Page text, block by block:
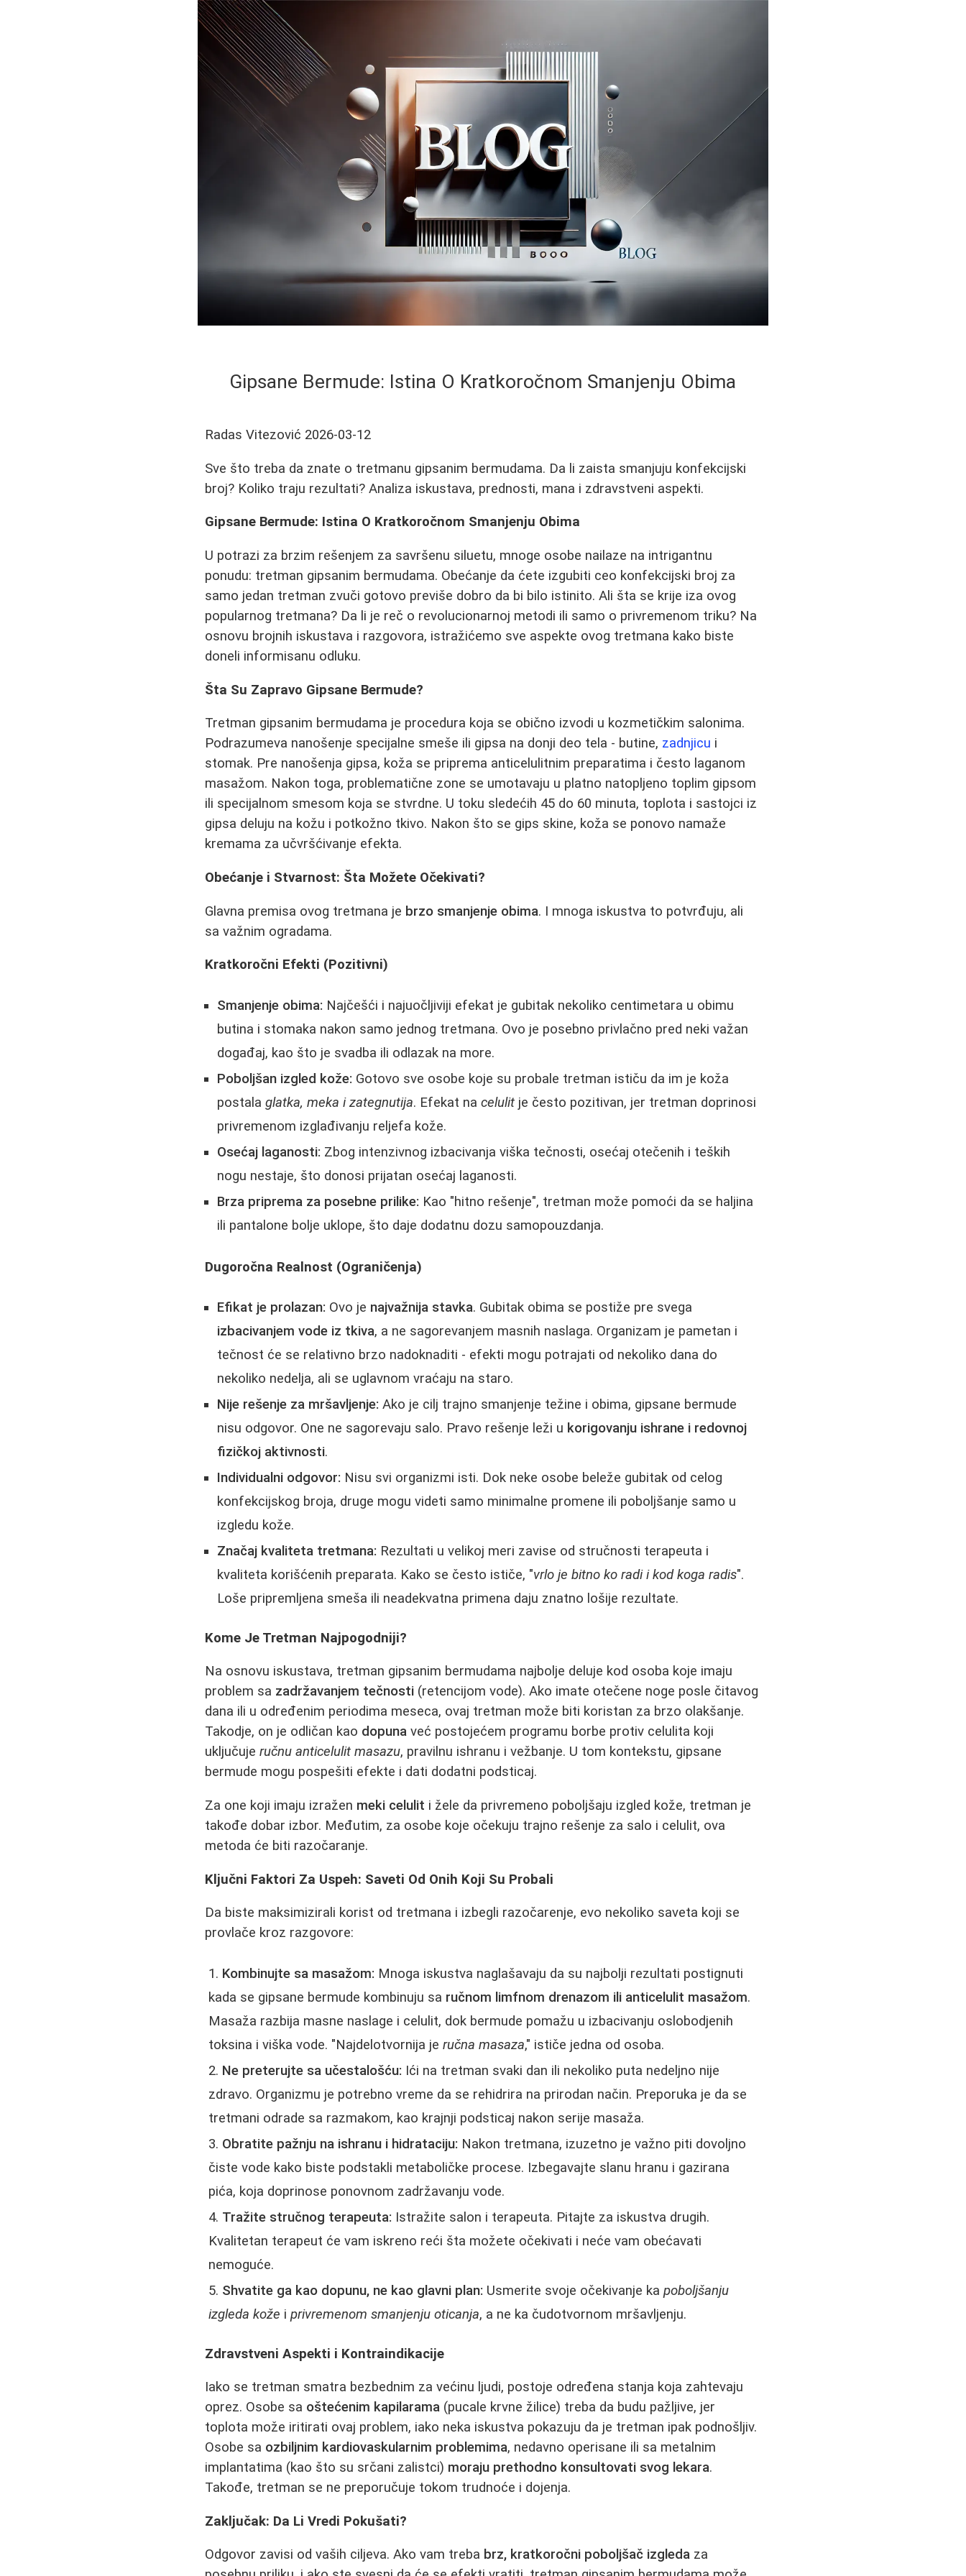
Gipsane Bermude: Istina O Kratkoročnom Smanjenju Obima
Radas Vitezović 2026-03-12
Sve što treba da znate o tretmanu gipsanim bermudama. Da li zaista smanjuju konfekcijski
broj? Koliko traju rezultati? Analiza iskustava, prednosti, mana i zdravstveni aspekti.
Gipsane Bermude: Istina O Kratkoročnom Smanjenju Obima
U potrazi za brzim rešenjem za savršenu siluetu, mnoge osobe nailaze na intrigantnu
ponudu: tretman gipsanim bermudama. Obećanje da ćete izgubiti ceo konfekcijski broj za
samo jedan tretman zvuči gotovo previše dobro da bi bilo istinito. Ali šta se krije iza ovog
popularnog tretmana? Da li je reč o revolucionarnoj metodi ili samo o privremenom triku? Na
osnovu brojnih iskustava i razgovora, istražićemo sve aspekte ovog tretmana kako biste
doneli informisanu odluku.
Šta Su Zapravo Gipsane Bermude?
Tretman gipsanim bermudama je procedura koja se obično izvodi u kozmetičkim salonima.
Podrazumeva nanošenje specijalne smeše ili gipsa na donji deo tela - butine, zadnjicu i
stomak. Pre nanošenja gipsa, koža se priprema anticelulitnim preparatima i često laganom
masažom. Nakon toga, problematične zone se umotavaju u platno natopljeno toplim gipsom
ili specijalnom smesom koja se stvrdne. U toku sledećih 45 do 60 minuta, toplota i sastojci iz
gipsa deluju na kožu i potkožno tkivo. Nakon što se gips skine, koža se ponovo namaže
kremama za učvršćivanje efekta.
Obećanje i Stvarnost: Šta Možete Očekivati?
Glavna premisa ovog tretmana je brzo smanjenje obima. I mnoga iskustva to potvrđuju, ali
sa važnim ogradama.
Kratkoročni Efekti (Pozitivni)
Smanjenje obima: Najčešći i najuočljiviji efekat je gubitak nekoliko centimetara u obimu
butina i stomaka nakon samo jednog tretmana. Ovo je posebno privlačno pred neki važan
događaj, kao što je svadba ili odlazak na more.
Poboljšan izgled kože: Gotovo sve osobe koje su probale tretman ističu da im je koža
postalaglatka, meka i zategnutija. Efekat nacelulit je često pozitivan, jer tretman doprinosi
privremenom izglađivanju reljefa kože.
Osećaj laganosti: Zbog intenzivnog izbacivanja viška tečnosti, osećaj otečenih i teških
nogu nestaje, što donosi prijatan osećaj laganosti.
Brza priprema za posebne prilike: Kao "hitno rešenje", tretman može pomoći da se haljina
ili pantalone bolje uklope, što daje dodatnu dozu samopouzdanja.
Dugoročna Realnost (Ograničenja)
Efikat je prolazan: Ovo je najvažnija stavka. Gubitak obima se postiže pre svega
izbacivanjem vode iz tkiva, a ne sagorevanjem masnih naslaga. Organizam je pametan i
tečnost će se relativno brzo nadoknaditi - efekti mogu potrajati od nekoliko dana do
nekoliko nedelja, ali se uglavnom vraćaju na staro.
Nije rešenje za mršavljenje: Ako je cilj trajno smanjenje težine i obima, gipsane bermude
nisu odgovor. One ne sagorevaju salo. Pravo rešenje leži u korigovanju ishrane i redovnoj
fizičkoj aktivnosti.
Individualni odgovor: Nisu svi organizmi isti. Dok neke osobe beleže gubitak od celog
konfekcijskog broja, druge mogu videti samo minimalne promene ili poboljšanje samo u
izgledu kože.
Značaj kvaliteta tretmana: Rezultati u velikoj meri zavise od stručnosti terapeuta i
kvaliteta korišćenih preparata. Kako se često ističe, "vrlo je bitno ko radi i kod koga radis".
Loše pripremljena smeša ili neadekvatna primena daju znatno lošije rezultate.
Kome Je Tretman Najpogodniji?
Na osnovu iskustava, tretman gipsanim bermudama najbolje deluje kod osoba koje imaju
problem sa zadržavanjem tečnosti (retencijom vode). Ako imate otečene noge posle čitavog
dana ili u određenim periodima meseca, ovaj tretman može biti koristan za brzo olakšanje.
Takodje, on je odličan kao dopuna već postojećem programu borbe protiv celulita koji
uključujeručnu anticelulit masazu, pravilnu ishranu i vežbanje. U tom kontekstu, gipsane
bermude mogu pospešiti efekte i dati dodatni podsticaj.
Za one koji imaju izražen meki celulit i žele da privremeno poboljšaju izgled kože, tretman je
takođe dobar izbor. Međutim, za osobe koje očekuju trajno rešenje za salo i celulit, ova
metoda će biti razočaranje.
Ključni Faktori Za Uspeh: Saveti Od Onih Koji Su Probali
Da biste maksimizirali korist od tretmana i izbegli razočarenje, evo nekoliko saveta koji se
provlače kroz razgovore:
Kombinujte sa masažom: Mnoga iskustva naglašavaju da su najbolji rezultati postignuti
kada se gipsane bermude kombinuju sa ručnom limfnom drenazom ili anticelulit masažom.
Masaža razbija masne naslage i celulit, dok bermude pomažu u izbacivanju oslobodjenih
toksina i viška vode. "Najdelotvornija jeručna masaza," ističe jedna od osoba.
Ne preterujte sa učestalošću: Ići na tretman svaki dan ili nekoliko puta nedeljno nije
zdravo. Organizmu je potrebno vreme da se rehidrira na prirodan način. Preporuka je da se
tretmani odrade sa razmakom, kao krajnji podsticaj nakon serije masaža.
Obratite pažnju na ishranu i hidrataciju: Nakon tretmana, izuzetno je važno piti dovoljno
čiste vode kako biste podstakli metaboličke procese. Izbegavajte slanu hranu i gazirana
pića, koja doprinose ponovnom zadržavanju vode.
Tražite stručnog terapeuta: Istražite salon i terapeuta. Pitajte za iskustva drugih.
Kvalitetan terapeut će vam iskreno reći šta možete očekivati i neće vam obećavati
nemoguće.
Shvatite ga kao dopunu, ne kao glavni plan: Usmerite svoje očekivanje kapoboljšanju
izgleda kože iprivremenom smanjenju oticanja, a ne ka čudotvornom mršavljenju.
Zdravstveni Aspekti i Kontraindikacije
Iako se tretman smatra bezbednim za većinu ljudi, postoje određena stanja koja zahtevaju
oprez. Osobe sa oštećenim kapilarama (pucale krvne žilice) treba da budu pažljive, jer
toplota može iritirati ovaj problem, iako neka iskustva pokazuju da je tretman ipak podnošljiv.
Osobe sa ozbiljnim kardiovaskularnim problemima, nedavno operisane ili sa metalnim
implantatima (kao što su srčani zalistci) moraju prethodno konsultovati svog lekara.
Takođe, tretman se ne preporučuje tokom trudnoće i dojenja.
Zaključak: Da Li Vredi Pokušati?
Odgovor zavisi od vaših ciljeva. Ako vam treba brz, kratkoročni poboljšač izgleda za